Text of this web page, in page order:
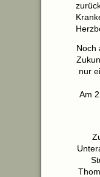
Noch
nur
Am